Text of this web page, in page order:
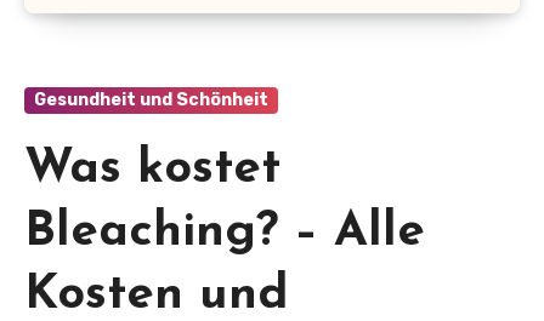
Gesundheit und Schönheit
Was kostet
Bleaching? – Alle
Kosten und